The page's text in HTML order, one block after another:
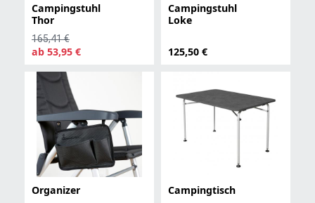
Campingstuhl
Thor
165,41 €
ab 53,95 €
Campingstuhl
Loke
125,50 €
Organizer
Campingtisch